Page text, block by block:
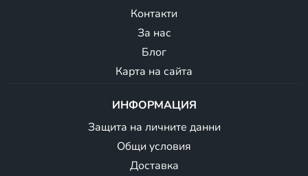
Контакти
За нас
Блог
Карта на сайта
ИНФОРМАЦИЯ
Защита на личните данни
Общи условия
Доставка